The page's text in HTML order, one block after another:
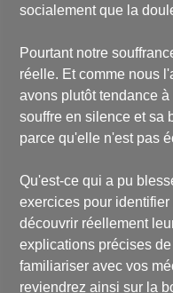
socialement que la
Pourtant notre
réelle. Et comme nous
avons plutôt tendance
souffre en silence et sa
parce qu'elle n'est pas
Qu'est-ce qui a pu
exercices pour
découvrir réellement
explications précises
familiariser avec vos
reviendrez ainsi sur la